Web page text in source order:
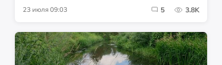
23 июля 09:03 5 3.8K